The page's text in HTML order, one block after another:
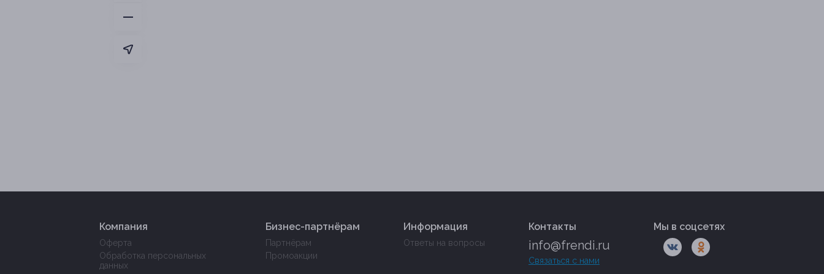
Компания
Оферта
Обработка персональных
данных
Бизнес-партнёрам
Партнёрам
Промоакции
Информация
Ответы на вопросы
Контакты
info@frendi.ru
Связаться с нами
Мы в соцсетях